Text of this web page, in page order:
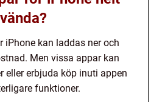
iPhone kan laddas ner och
Men vissa appar kan
eller erbjuda köp inuti appen
funktioner.